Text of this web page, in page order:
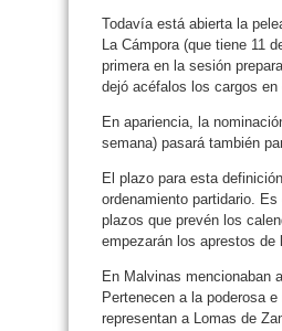
Todavía está abierta la
La Cámpora (que tiene 11
primera en la sesión
dejó acéfalos los cargos en
En apariencia, la
semana) pasará también
El plazo para esta
ordenamiento partidario.
plazos que prevén los
empezarán los aprestos de
En Malvinas mencionaban
Pertenecen a la poderosa
representan a Lomas de